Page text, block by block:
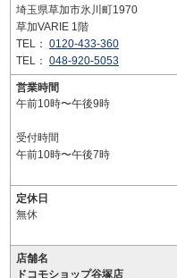
埼玉県草加市氷川町1970
草加VARIE 1階
TEL： 0120-433-360
TEL： 048-920-5053
営業時間
午前10時〜午後9時
受付時間
午前10時〜午後7時
定休日
無休
店舗名
ドコモショップ谷塚店